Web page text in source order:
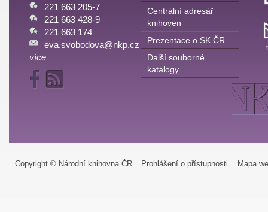
221 663 205-7
221 663 428-9
221 663 174
eva.svobodova@nkp.cz
více
Centrální adresář
knihoven
Prezentace o SK ČR
Další souborné
katalogy
Copyright © Národní knihovna ČR Prohlášení o přístupnosti Mapa